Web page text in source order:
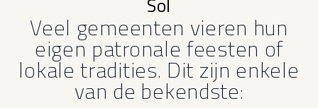
Sol
Veel gemeenten vieren hun
eigen patronale feesten of
lokale tradities. Dit zijn enkele
van de bekendste: